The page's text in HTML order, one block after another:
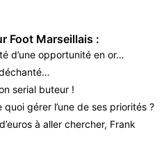
Foot Marseillais :
d’une opportunité en or…
serial buteur !
quoi gérer l’une de ses priorités ?
à aller chercher, Frank